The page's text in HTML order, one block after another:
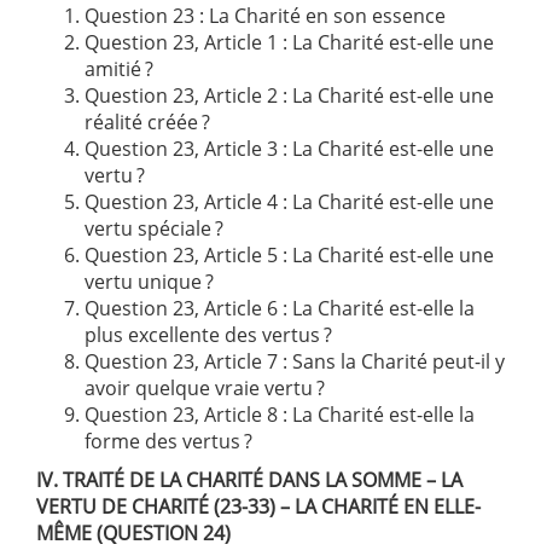
Question 23 : La Charité en son essence
Question 23, Article 1 : La Charité est-elle une
amitié ?
Question 23, Article 2 : La Charité est-elle une
réalité créée ?
Question 23, Article 3 : La Charité est-elle une
vertu ?
Question 23, Article 4 : La Charité est-elle une
vertu spéciale ?
Question 23, Article 5 : La Charité est-elle une
vertu unique ?
Question 23, Article 6 : La Charité est-elle la
plus excellente des vertus ?
Question 23, Article 7 : Sans la Charité peut-il y
avoir quelque vraie vertu ?
Question 23, Article 8 : La Charité est-elle la
forme des vertus ?
IV. TRAITÉ DE LA CHARITÉ DANS LA SOMME – LA
VERTU DE CHARITÉ (23-33) – LA CHARITÉ EN ELLE-
MÊME (QUESTION 24)